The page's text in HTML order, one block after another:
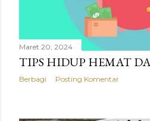
Maret 20, 2024
TIPS HIDUP HEMAT
Berbagi Posting Komentar